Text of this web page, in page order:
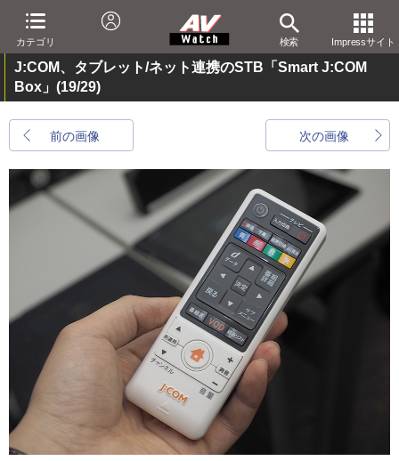
カテゴリ 検索 Impressサイト
J:COM、タブレット/ネット連携のSTB「Smart J:COM
Box」 (19/29)
前の画像 次の画像